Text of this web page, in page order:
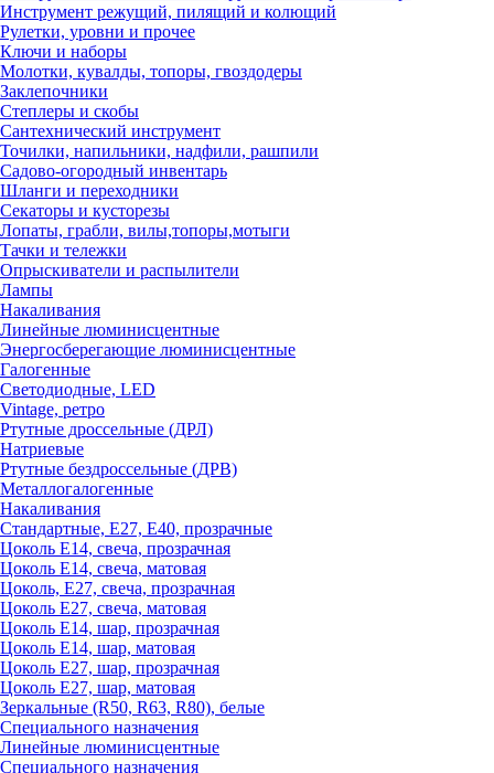
Инструмент режущий, пилящий и колющий
Рулетки, уровни и прочее
Ключи и наборы
Молотки, кувалды, топоры, гвоздодеры
Заклепочники
Степлеры и скобы
Сантехнический инструмент
Точилки, напильники, надфили, рашпили
Садово-огородный инвентарь
Шланги и переходники
Секаторы и кусторезы
Лопаты, грабли, вилы,топоры,мотыги
Тачки и тележки
Опрыскиватели и распылители
Лампы
Накаливания
Линейные люминисцентные
Энергосберегающие люминисцентные
Галогенные
Светодиодные, LED
Vintage, ретро
Ртутные дроссельные (ДРЛ)
Натриевые
Ртутные бездроссельные (ДРВ)
Металлогалогенные
Накаливания
Стандартные, Е27, Е40, прозрачные
Цоколь Е14, свеча, прозрачная
Цоколь Е14, свеча, матовая
Цоколь, Е27, свеча, прозрачная
Цоколь Е27, свеча, матовая
Цоколь Е14, шар, прозрачная
Цоколь Е14, шар, матовая
Цоколь Е27, шар, прозрачная
Цоколь Е27, шар, матовая
Зеркальные (R50, R63, R80), белые
Специального назначения
Линейные люминисцентные
Специального назначения